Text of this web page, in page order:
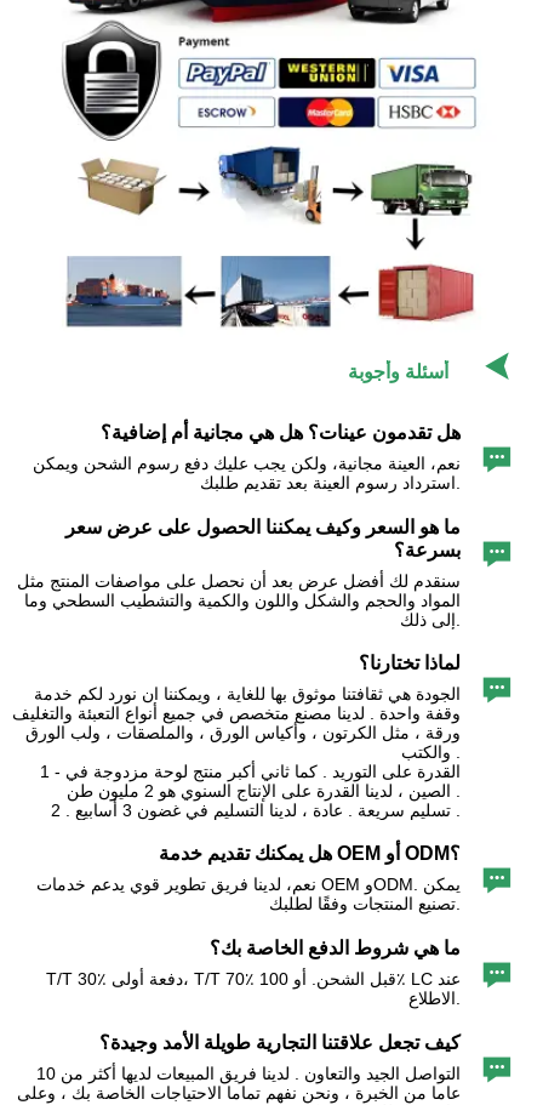
أسئلة وأجوبة 
هل تقدمون عينات؟ هل هي مجانية أم إضافية؟
نعم، العينة مجانية، ولكن يجب عليك دفع رسوم الشحن ويمكن

ما هو السعر وكيف يمكننا الحصول على عرض سعر
بسرعة؟
سنقدم لك أفضل عرض بعد أن نحصل على مواصفات المنتج مثل
المواد والحجم والشكل واللون والكمية والتشطيب السطحي وما

لماذا تختارنا؟
الجودة هي ثقافتنا موثوق بها للغاية ، ويمكننا ان نورد لكم خدمة
وقفة واحدة . لدينا مصنع متخصص في جميع أنواع التعبئة والتغليف
ورقة ، مثل الكرتون ، وأكياس الورق ، والملصقات ، ولب الورق
1 - القدرة على التوريد . كما ثاني أكبر منتج لوحة مزدوجة في
2 . تسليم سريعة . عادة ، لدينا التسليم في غضون 3 أسابيع .

هل يمكنك تقديم خدمة OEM أو ODM؟
نعم، لدينا فريق تطوير قوي يدعم خدمات OEM وODM. يمكن
تصنيع المنتجات وفقًا لطلبك.

ما هي شروط الدفع الخاصة بك؟
T/T 30٪ دفعة أولى، T/T 70٪ قبل الشحن. أو 100٪ LC عند

كيف تجعل علاقتنا التجارية طويلة الأمد وجيدة؟
التواصل الجيد والتعاون . لدينا فريق المبيعات لديها أكثر من 10
عاما من الخبرة ، ونحن نفهم تماما الاحتياجات الخاصة بك ، وعلى
